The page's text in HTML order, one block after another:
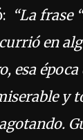
“La frase
en
esa época
y